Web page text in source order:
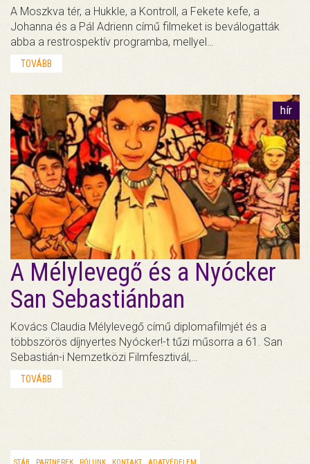
A Moszkva tér, a Hukkle, a Kontroll, a Fekete kefe, a
Johanna és a Pál Adrienn című filmeket is beválogatták
abba a restrospektív programba, mellyel…
TOVÁBB
hír
A Mélylevegő és a Nyócker
San Sebastiánban
Kovács Claudia Mélylevegő című diplomafilmjét és a
többszörös díjnyertes Nyócker!-t tűzi műsorra a 61. San
Sebastián-i Nemzetközi Filmfesztivál,…
TOVÁBB